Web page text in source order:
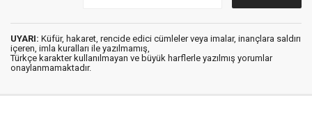
UYARI: Küfür, hakaret, rencide edici cümleler veya imalar, inançlara saldırı
içeren, imla kuralları ile yazılmamış,
Türkçe karakter kullanılmayan ve büyük harflerle yazılmış yorumlar
onaylanmamaktadır.